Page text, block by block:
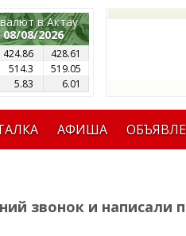
в Актау
08/08/2026
424.86
428.61
514.3
519.05
5.83
6.01
АФИША
звонок и написали